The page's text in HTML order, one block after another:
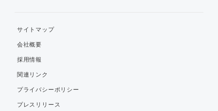
サイトマップ
会社概要
採用情報
関連リンク
プライバシーポリシー
プレスリリース